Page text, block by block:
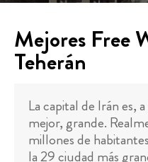
Mejores Free
Teherán
La capital de Irán es,
mejor, grande.
millones de
la 29 ciudad más